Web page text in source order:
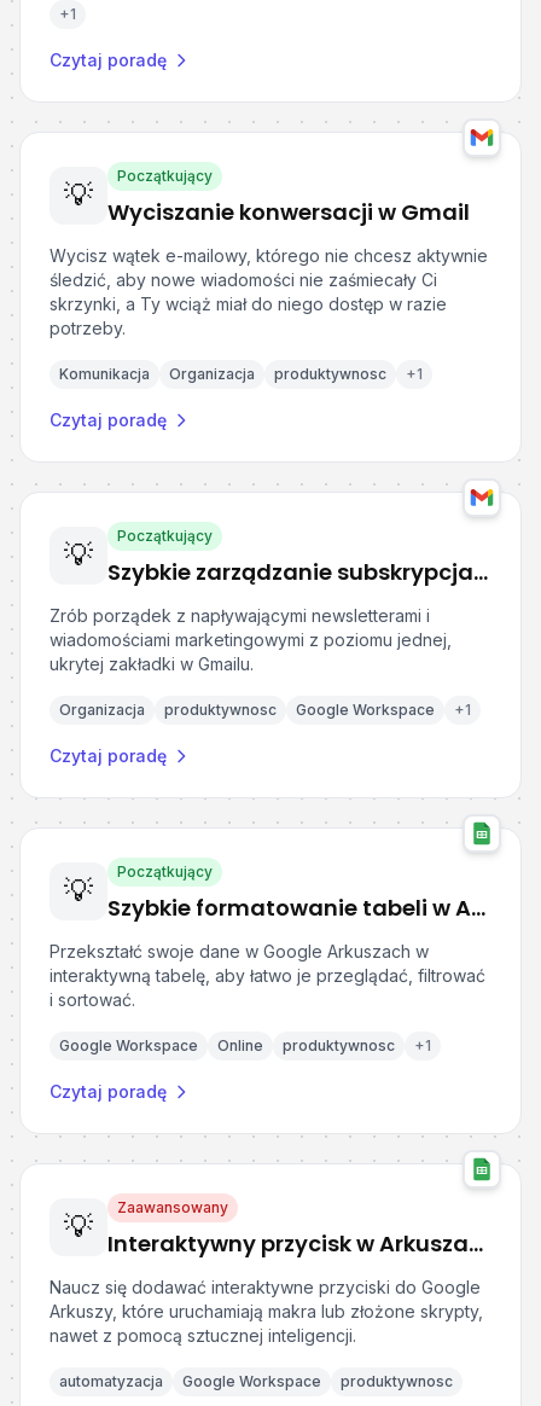
+1
Czytaj poradę
💡
Początkujący
Wyciszanie konwersacji w Gmail
Wycisz wątek e-mailowy, którego nie chcesz aktywnie
śledzić, aby nowe wiadomości nie zaśmiecały Ci
skrzynki, a Ty wciąż miał do niego dostęp w razie
potrzeby.
Komunikacja Organizacja produktywnosc +1
Czytaj poradę
💡
Początkujący
Szybkie zarządzanie subskrypcjami newsletterów w Gmail
Zrób porządek z napływającymi newsletterami i
wiadomościami marketingowymi z poziomu jednej,
ukrytej zakładki w Gmailu.
Organizacja produktywnosc Google Workspace +1
Czytaj poradę
💡
Początkujący
Szybkie formatowanie tabeli w Arkuszach Google
Przekształć swoje dane w Google Arkuszach w
interaktywną tabelę, aby łatwo je przeglądać, filtrować
i sortować.
Google Workspace Online produktywnosc +1
Czytaj poradę
💡
Zaawansowany
Interaktywny przycisk w Arkuszach Google
Naucz się dodawać interaktywne przyciski do Google
Arkuszy, które uruchamiają makra lub złożone skrypty,
nawet z pomocą sztucznej inteligencji.
automatyzacja Google Workspace produktywnosc